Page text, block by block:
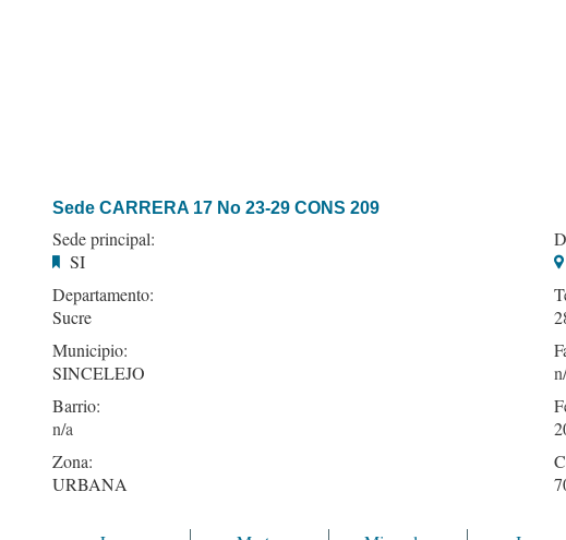
Sede CARRERA 17 No 23-29 CONS 209
Sede principal:
SI
Departamento:
Sucre
Municipio:
SINCELEJO
Barrio:
Zona:
URBANA